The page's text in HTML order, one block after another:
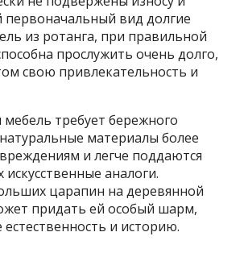
первоначальный вид долгие
из ротанга, при правильной
прослужить очень долго,
свою привлекательность и
требует бережного
материалы более
и легче поддаются
аналоги.
царапин на деревянной
придать ей особый шарм,
и историю.